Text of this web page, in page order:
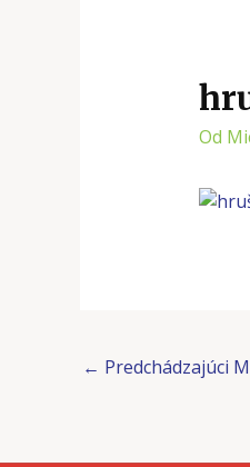
Od
← Predchádzajúci